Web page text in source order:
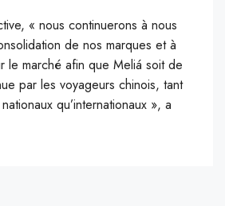
« nous continuerons à nous
de nos marques et à
le marché afin que Meliá soit de
par les voyageurs chinois, tant
qu’internationaux », a